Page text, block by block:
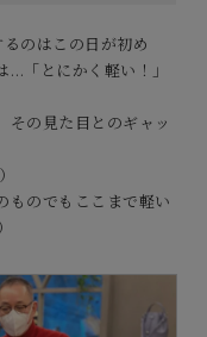
のはこの日が初め
「とにかく軽い！」
の見た目とのギャッ
ものでもここまで軽い